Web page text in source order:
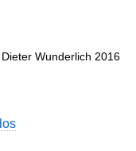
Wunderlich 2016